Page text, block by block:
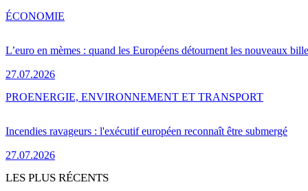
L’euro en mèmes : quand les Européens détournent les nouveaux
27.07.2026
ÉCONOMIE
Incendies ravageurs : l'exécutif européen reconnaît être submergé
27.07.2026
PROENERGIE, ENVIRONNEMENT ET TRANSPORT
LES PLUS RÉCENTS